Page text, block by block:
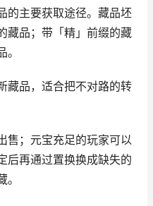
的主要获取途径。藏品坯
藏品；带「精」前缀的藏
藏品，适合把不对路的转
售；元宝充足的玩家可以
后再通过置换换成缺失的